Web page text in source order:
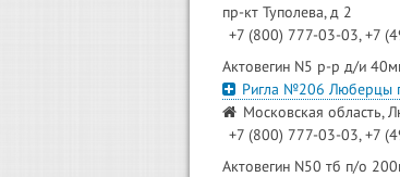
пр-кт Туполева, д 2
+7 (800) 777-03-03, +7
Актовегин N5 р-р д/и
Ригла №206 Люберцы
Московская область,
+7 (800) 777-03-03, +7
Актовегин N50 тб п/о